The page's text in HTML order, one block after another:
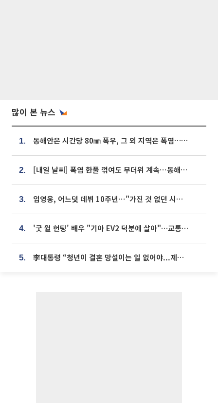
많이 본 뉴스
1. 동해안은 시간당 80㎜ 폭우, 그 외 지역은 폭염…‘극과 극 날씨’
2. [내일 날씨] 폭염 한풀 꺾여도 무더위 계속⋯동해안 이틀 연속 비
3. 임영웅, 어느덧 데뷔 10주년⋯"가진 것 없던 시절, 내 앞엔 20명의 팬뿐"
4. '굿 윌 헌팅' 배우 "기아 EV2 덕분에 살아"…교통사고 후 안전성 극찬
5. 李대통령 “청년이 결혼 망설이는 일 없어야...제도상 불이익 조사”